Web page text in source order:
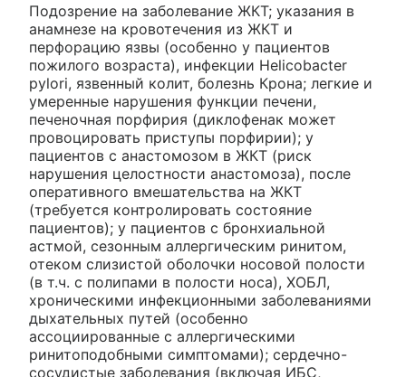
Подозрение на заболевание ЖКТ; указания в
анамнезе на кровотечения из ЖКТ и
перфорацию язвы (особенно у пациентов
пожилого возраста), инфекции Helicobacter
pylori, язвенный колит, болезнь Крона; легкие и
умеренные нарушения функции печени,
печеночная порфирия (диклофенак может
провоцировать приступы порфирии); у
пациентов с анастомозом в ЖКТ (риск
нарушения целостности анастомоза), после
оперативного вмешательства на ЖКТ
(требуется контролировать состояние
пациентов); у пациентов с бронхиальной
астмой, сезонным аллергическим ринитом,
отеком слизистой оболочки носовой полости
(в т.ч. с полипами в полости носа), ХОБЛ,
хроническими инфекционными заболеваниями
дыхательных путей (особенно
ассоциированные с аллергическими
ринитоподобными симптомами); сердечно-
сосудистые заболевания (включая ИБС,